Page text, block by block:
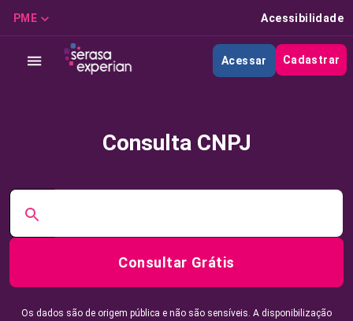
PME Acessibilidade
Acessar Cadastrar
Consulta CNPJ
Consultar Grátis
Os dados são de origem pública e não são sensíveis. A disponibilização